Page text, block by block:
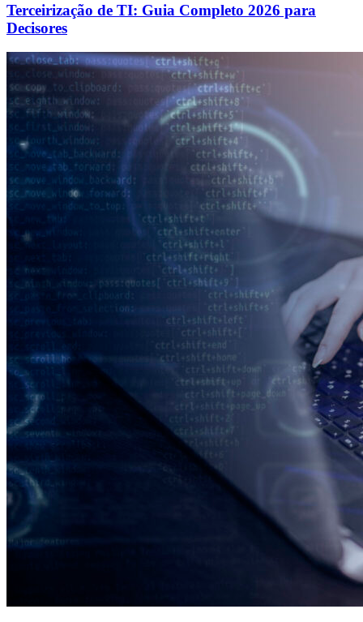
Terceirização de TI: Guia Completo 2026 para
Decisores